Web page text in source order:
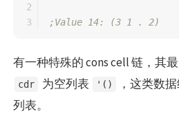
2
;Value 14: (3 1 . 2)
有一种特殊的 cons cell 链，其
cdr 为空列表 '()
，这类数
列表。